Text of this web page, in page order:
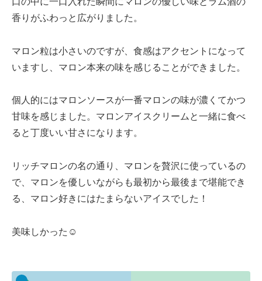
香りがふわっと広がりました。
マロン粒は小さいのですが、食感はアクセントになって
いますし、マロン本来の味を感じることができました。
個人的にはマロンソースが一番マロンの味が濃くてかつ
甘味を感じました。マロンアイスクリームと一緒に食べ
ると丁度いい甘さになります。
リッチマロンの名の通り、マロンを贅沢に使っているの
で、マロンを優しいながらも最初から最後まで堪能でき
る、マロン好きにはたまらないアイスでした！
美味しかった☺️